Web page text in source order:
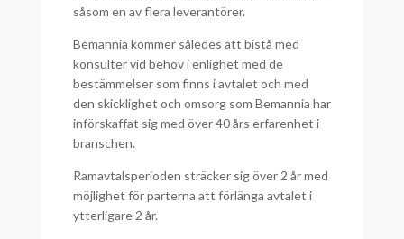
såsom en av flera leverantörer.
Bemannia kommer således att bistå med
konsulter vid behov i enlighet med de
bestämmelser som finns i avtalet och med
den skicklighet och omsorg som Bemannia har
införskaffat sig med över 40 års erfarenhet i
branschen.
Ramavtalsperioden sträcker sig över 2 år med
möjlighet för parterna att förlänga avtalet i
ytterligare 2 år.